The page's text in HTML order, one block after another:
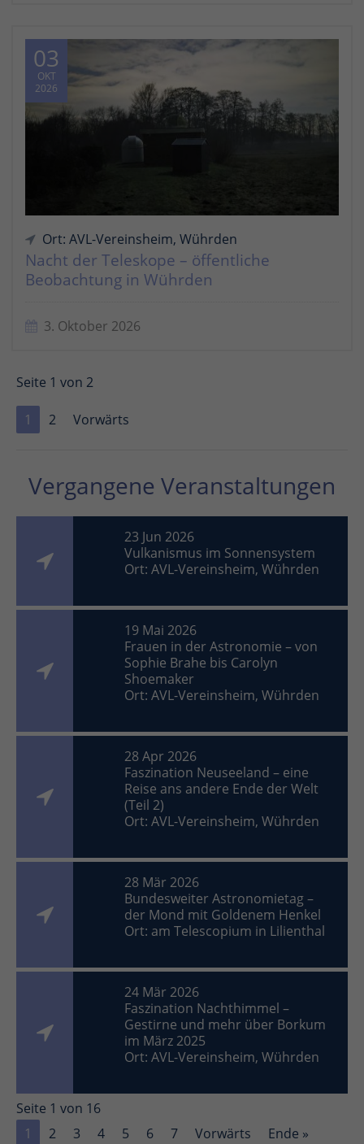
03
OKT
2026
Ort: AVL-Vereinsheim, Wührden
Nacht der Teleskope – öffentliche
Beobachtung in Wührden
3. Oktober 2026
Seite 1 von 2
1 2 Vorwärts
Vergangene Veranstaltungen
23 Jun 2026
Vulkanismus im Sonnensystem
Ort: AVL-Vereinsheim, Wührden
19 Mai 2026
Frauen in der Astronomie – von
Sophie Brahe bis Carolyn
Shoemaker
Ort: AVL-Vereinsheim, Wührden
28 Apr 2026
Faszination Neuseeland – eine
Reise ans andere Ende der Welt
(Teil 2)
Ort: AVL-Vereinsheim, Wührden
28 Mär 2026
Bundesweiter Astronomietag –
der Mond mit Goldenem Henkel
Ort: am Telescopium in Lilienthal
24 Mär 2026
Faszination Nachthimmel –
Gestirne und mehr über Borkum
im März 2025
Ort: AVL-Vereinsheim, Wührden
Seite 1 von 16
1
2 3 4 5 6 7 Vorwärts Ende »